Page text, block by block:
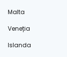
Malta
Veneția
Islanda